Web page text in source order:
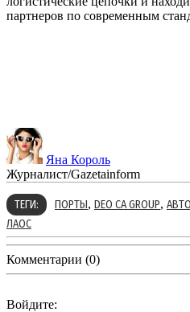
партнеров по современным
Яна Король
Журналист/Gazetainform
ТЕГИ: ПОРТЫ, DEO CA GROUP,
ЛАОС
Комментарии (0)
Войдите: